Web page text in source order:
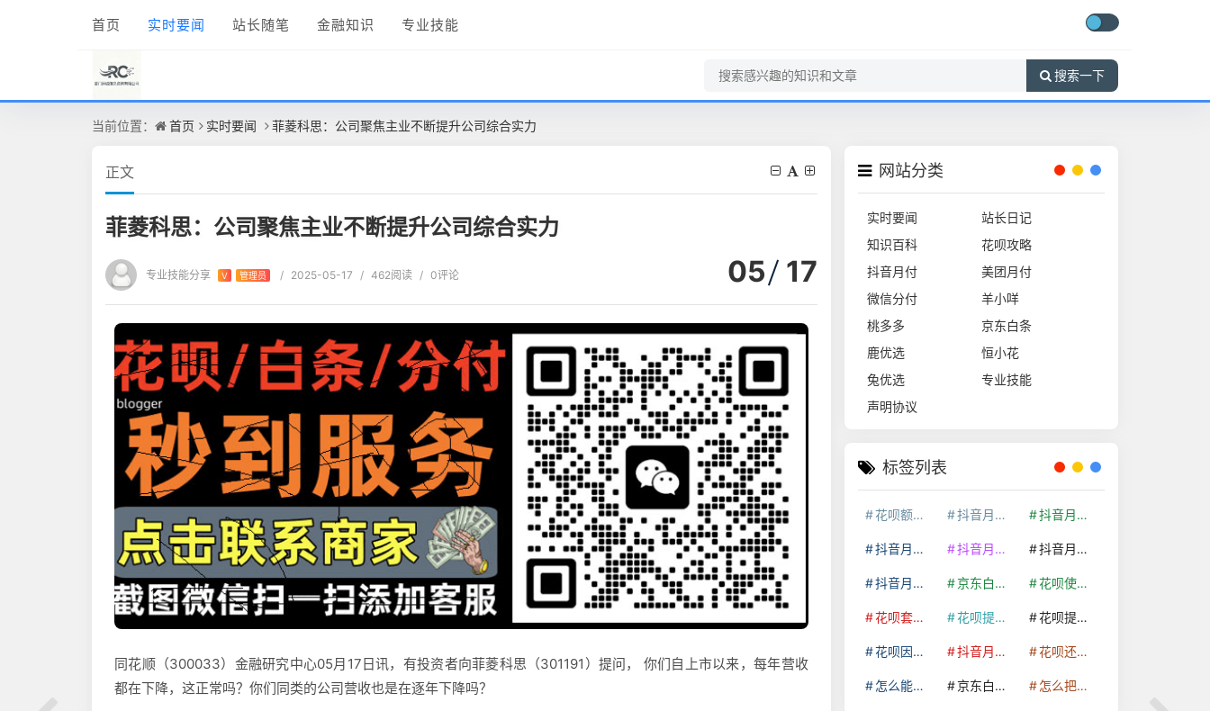
首页 实时要闻 站长随笔 金融知识 专业技能
搜索一下
当前位置： 首页 实时要闻 菲菱科思：公司聚焦主业不断提升公司综合实力
正文
菲菱科思：公司聚焦主业不断提升公司综合实力
专业技能分享 V 管理员 / 2025-05-17 / 462阅读 / 0评论 05 17
同花顺（300033）金融研究中心05月17日讯，有投资者向菲菱科思（301191）提问， 你们自上市以来，每年营收
都在下降，这正常吗？你们同类的公司营收也是在逐年下降吗？
网站分类
实时要闻
站长日记
知识百科
花呗攻略
抖音月付
美团月付
微信分付
羊小咩
桃多多
京东白条
鹿优选
恒小花
兔优选
专业技能
声明协议
标签列表
花呗额度提升 抖音月付套现24小时接单 抖音月付套现怎么套
抖音月付套现多少手续费 抖音月付套现商家有哪些 抖音月付套现30秒技巧
抖音月付套现最新方法 京东白条额度提升 花呗使用技巧
花呗套取现金最佳方法 花呗提额技巧 花呗提现怎么操作
花呗因为套现被限额了这种情况要多久才会好 抖音月付套现秒回100起 花呗还款技巧
怎么能把京东白条额度钱套出来 京东白条套出来手续费多少 怎么把京东白条的钱取出来